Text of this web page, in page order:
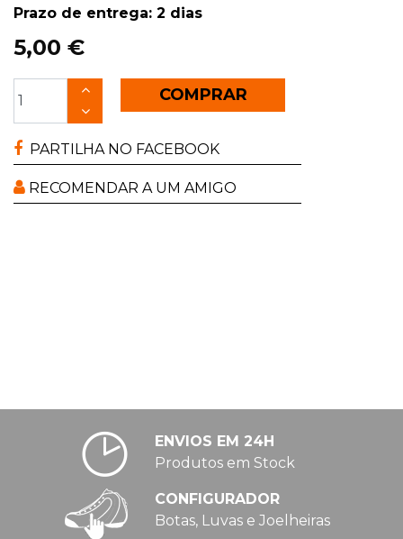
Prazo de entrega: 2 dias
5,00 €
COMPRAR
PARTILHA NO FACEBOOK
RECOMENDAR A UM AMIGO
ENVIOS EM 24H
Produtos em Stock
CONFIGURADOR
Botas, Luvas e Joelheiras